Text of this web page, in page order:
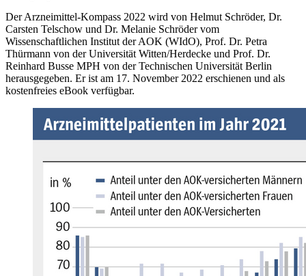
Der Arzneimittel-Kompass 2022 wird von Helmut Schröder, Dr.
Carsten Telschow und Dr. Melanie Schröder vom
Wissenschaftlichen Institut der AOK (WIdO), Prof. Dr. Petra
Thürmann von der Universität Witten/Herdecke und Prof. Dr.
Reinhard Busse MPH von der Technischen Universität Berlin
herausgegeben. Er ist am 17. November 2022 erschienen und als
kostenfreies eBook verfügbar.